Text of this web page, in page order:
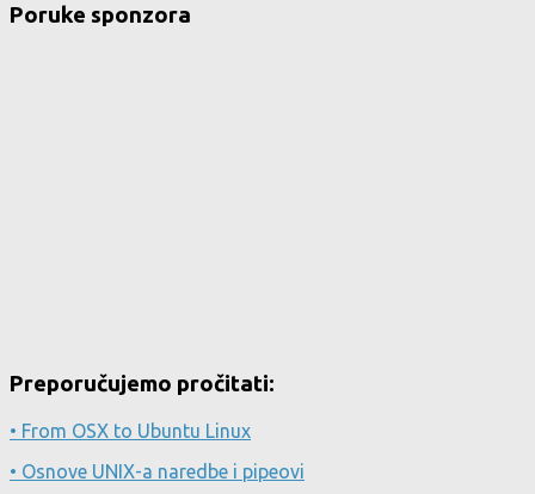
Poruke sponzora
Preporučujemo pročitati:
• From OSX to Ubuntu Linux
• Osnove UNIX-a naredbe i pipeovi